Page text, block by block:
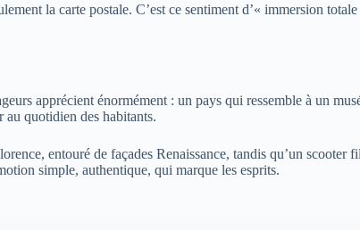
la carte postale. C’est ce sentiment d’« immersion
apprécient énormément : un pays qui ressemble à un
au quotidien des habitants.
entouré de façades Renaissance, tandis qu’un
simple, authentique, qui marque les esprits.